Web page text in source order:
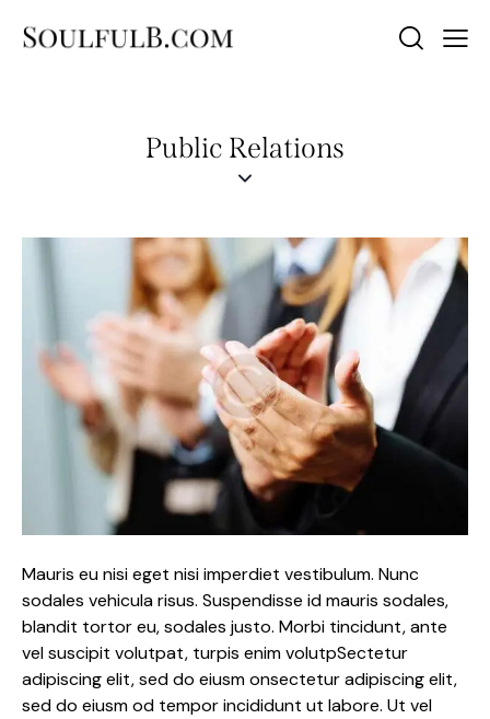
Public Relations
Mauris eu nisi eget nisi imperdiet vestibulum. Nunc
sodales vehicula risus. Suspendisse id mauris sodales,
blandit tortor eu, sodales justo. Morbi tincidunt, ante
vel suscipit volutpat, turpis enim volutpSectetur
adipiscing elit, sed do eiusm onsectetur adipiscing elit,
sed do eiusm od tempor incididunt ut labore. Ut vel